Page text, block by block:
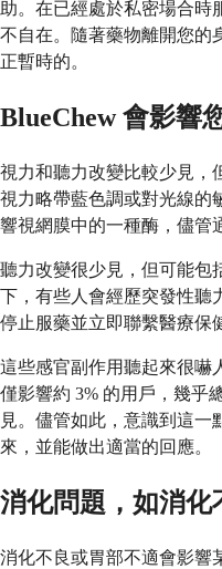
助。在已經處於私密場合時
不自在。隨著藥物離開您的
正暫時的。
BlueChew 會影響
視力和聽力改變比較少見，
視力略帶藍色調或對光線的
響視網膜中的一種酶，儘管
聽力改變很少見，但可能包
下，有些人會經歷突發性聽
停止服藥並立即聯繫醫療保
這些感官副作用聽起來很嚇
僅影響約 3% 的用戶，幾乎
見。儘管如此，意識到這一
來，並能做出適當的回應。
消化問題，如消化
消化不良或胃部不適會影響